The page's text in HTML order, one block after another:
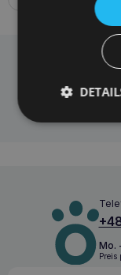
Amiplay 7in1
5907563282070
Mo.
Preis